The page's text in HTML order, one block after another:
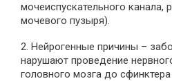
мочеиспускательного канала,
мочевого пузыря).
2. Нейрогенные причины –
нарушают проведение
головного мозга до